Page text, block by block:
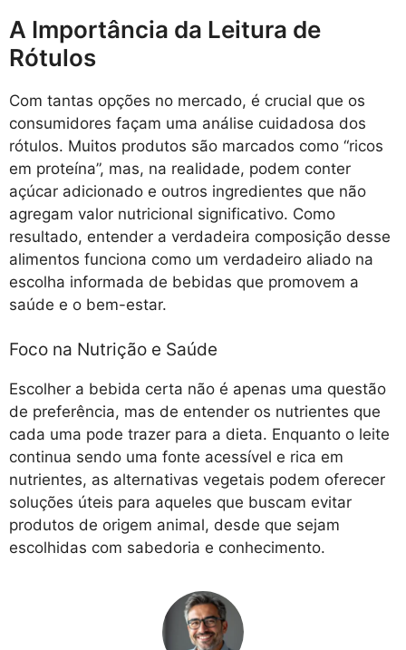
A Importância da Leitura de
Rótulos
Com tantas opções no mercado, é crucial que os
consumidores façam uma análise cuidadosa dos
rótulos. Muitos produtos são marcados como “ricos
em proteína”, mas, na realidade, podem conter
açúcar adicionado e outros ingredientes que não
agregam valor nutricional significativo. Como
resultado, entender a verdadeira composição desse
alimentos funciona como um verdadeiro aliado na
escolha informada de bebidas que promovem a
saúde e o bem-estar.
Foco na Nutrição e Saúde
Escolher a bebida certa não é apenas uma questão
de preferência, mas de entender os nutrientes que
cada uma pode trazer para a dieta. Enquanto o leite
continua sendo uma fonte acessível e rica em
nutrientes, as alternativas vegetais podem oferecer
soluções úteis para aqueles que buscam evitar
produtos de origem animal, desde que sejam
escolhidas com sabedoria e conhecimento.